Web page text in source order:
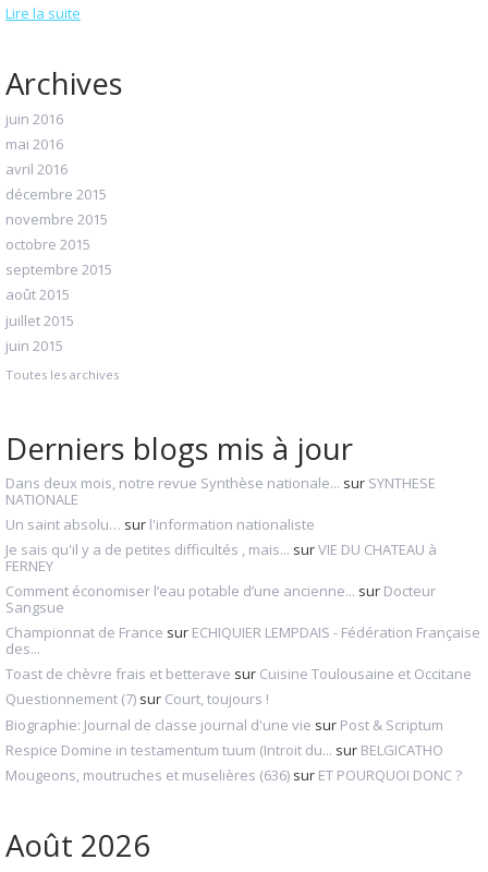
Lire la suite
Archives
juin 2016
mai 2016
avril 2016
décembre 2015
novembre 2015
octobre 2015
septembre 2015
août 2015
juillet 2015
juin 2015
Toutes les archives
Derniers blogs mis à jour
Dans deux mois, notre revue Synthèse nationale... sur SYNTHESE
NATIONALE
Un saint absolu… sur l'information nationaliste
Je sais qu'il y a de petites difficultés , mais... surVIE DU CHATEAU à
FERNEY
Comment économiser l’eau potable d’une ancienne... sur Docteur
Sangsue
Championnat de France sur ECHIQUIER LEMPDAIS - Fédération Française
des...
Toast de chèvre frais et betterave sur Cuisine Toulousaine et Occitane
Questionnement (7) sur Court, toujours !
Biographie: Journal de classe journal d'une vie sur Post & Scriptum
Respice Domine in testamentum tuum (Introit du... sur BELGICATHO
Mougeons, moutruches et muselières (636) sur ET POURQUOI DONC ?
Août 2026